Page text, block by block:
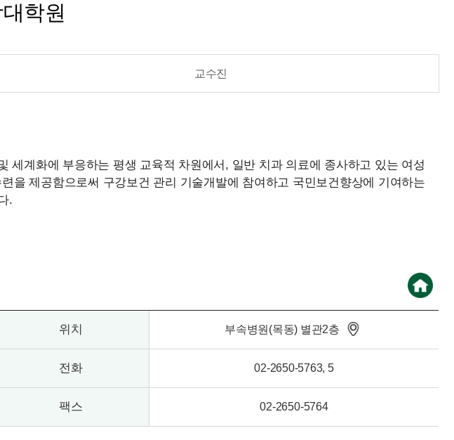
학원
교수진
세계화에 부응하는 평생 교육적 차원에서, 일반 치과 의료에 종사하고 있는 여성
을 제공함으로써 구강보건 관리 기술개발에 참여하고 국민보건향상에 기여하는
.
위치 부속병원(목동) 별관2층
전화 02-2650-5763, 5
팩스 02-2650-5764